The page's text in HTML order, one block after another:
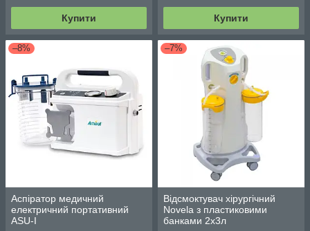
Купити Купити
–8%
Аспіратор медичний
електричний портативний
ASU-I
–7%
Відсмоктувач хірургічний
Novela з пластиковими
банками 2х3л